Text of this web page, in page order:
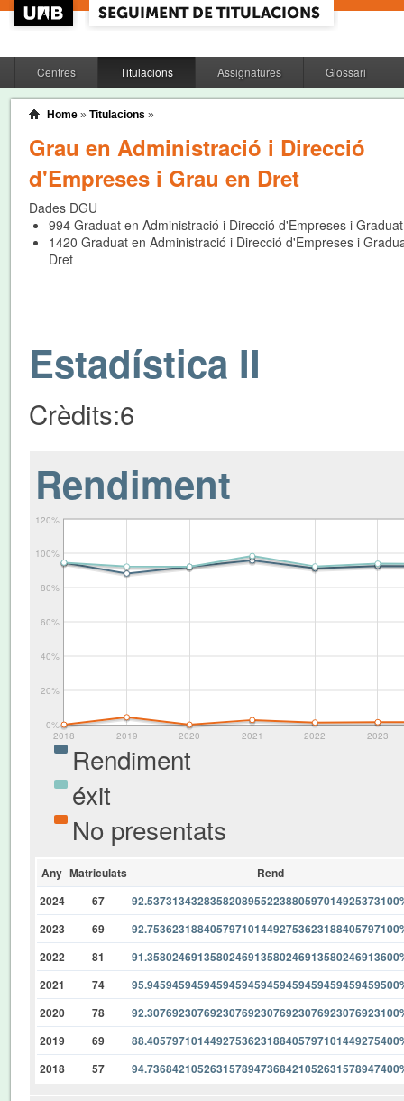
Centres Titulacions Assignatures Glossari
Home » Titulacions »
Grau en Administració i Direcció
d'Empreses i Grau en Dret
Dades DGU
994Graduat en Administració i Direcció d'Empreses i
1420 Graduat en Administració i Direcció d'Empreses i
Dret
Estadística II
Crèdits:6
Rendiment
2018 2019 2020 2021 2022 2023
0%
20%
40%
60%
80%
100%
120%
Rendiment
éxit
No presentats
Any Matriculats
Rend
2024
67
2023
69
2022
81
2021
74
2020
78
2019
69
2018
57